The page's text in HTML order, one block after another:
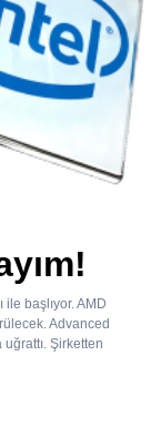
başlıyor. AMD
Advanced
uğrattı. Şirketten